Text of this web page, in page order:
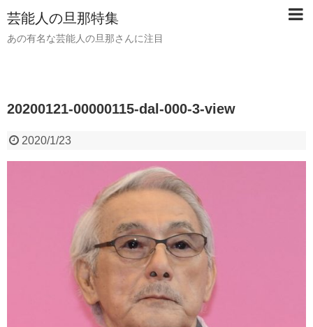
芸能人の旦那特集
あの有名な芸能人の旦那さんに注目
20200121-00000115-dal-000-3-view
2020/1/23